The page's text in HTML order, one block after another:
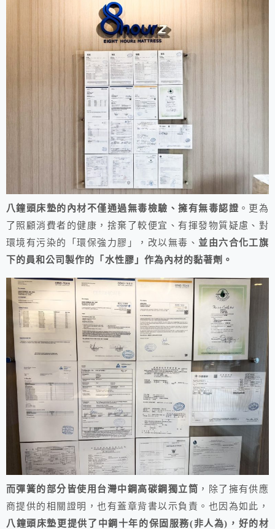
八鐘頭床墊的內材不僅通過無毒檢驗、擁有無毒認證。更為
了照顧消費者的健康，捨棄了較便宜、有揮發物質疑慮、對
環境有污染的「環保強力膠」，改以無毒、 並由六合化工旗
下的員和公司製作的「水性膠」作為內材的黏著劑。
而彈簧的部分皆使用台灣中鋼高碳鋼獨立筒 ，除了擁有供應
商提供的相關證明，也有蓋章背書以示負責。也因為如此，
八鐘頭床墊更提供了中鋼十年的保固服務(非人為)，好的材